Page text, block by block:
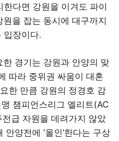
다면 강원을 이겨도 파이
을 잡는 동시에 대구까지
입장이다.
경기는 강원과 안양의 맞
따라 중위권 싸움이 대혼
한 만큼 강원의 정경호 감
챔피언스리그 엘리트(AC
급 자원을 데려가지 않았
양전에 ‘올인’한다는 구상